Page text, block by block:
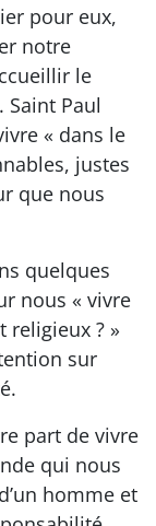
pour eux,
notre
le
Paul
« dans le
justes
que nous
quelques
nous « vivre
religieux ? »
sur
part de vivre
qui nous
homme et